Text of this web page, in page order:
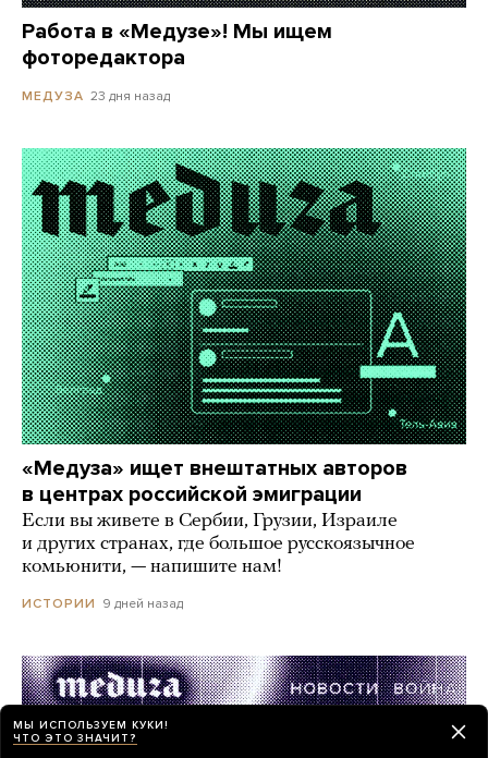
Работа в «Медузе»! Мы ищем
фоторедактора
МЕДУЗА 23 дня назад
«Медуза» ищет внештатных авторов
в центрах российской эмиграции
Если вы живете в Сербии, Грузии, Израиле
и других странах, где большое русскоязычное
комьюнити, — напишите нам!
ИСТОРИИ 9 дней назад
МЫ ИСПОЛЬЗУЕМ КУКИ!
ЧТО ЭТО ЗНАЧИТ?